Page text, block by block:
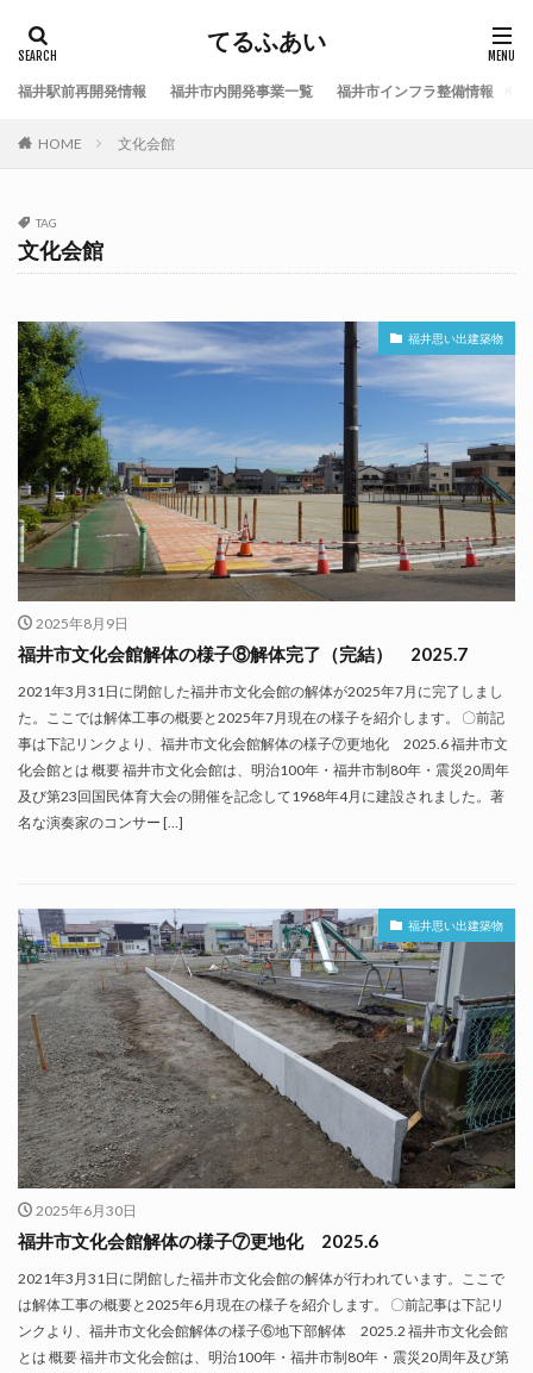
てるふあい
福井駅前再開発情報 福井市内開発事業一覧 福井市インフラ整備情報
HOME 文化会館
TAG
文化会館
福井思い出建築物
2025年8月9日
福井市文化会館解体の様子⑧解体完了（完結） 2025.7
2021年3月31日に閉館した福井市文化会館の解体が2025年7月に完了しまし
た。ここでは解体工事の概要と2025年7月現在の様子を紹介します。 〇前記
事は下記リンクより、福井市文化会館解体の様子⑦更地化 2025.6 福井市文
化会館とは 概要 福井市文化会館は、明治100年・福井市制80年・震災20周年
及び第23回国民体育大会の開催を記念して1968年4月に建設されました。著
名な演奏家のコンサー […]
福井思い出建築物
2025年6月30日
福井市文化会館解体の様子⑦更地化 2025.6
2021年3月31日に閉館した福井市文化会館の解体が行われています。ここで
は解体工事の概要と2025年6月現在の様子を紹介します。 〇前記事は下記リ
ンクより、福井市文化会館解体の様子⑥地下部解体 2025.2 福井市文化会館
とは 概要 福井市文化会館は、明治100年・福井市制80年・震災20周年及び第